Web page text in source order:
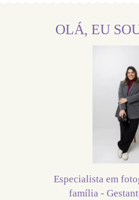
OLÁ, EU
Especialista em
família -